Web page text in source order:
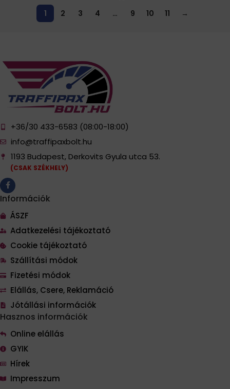
1 2 3 4 … 9 10 11 →
+36/30 433-6583 (08:00-18:00)
info@traffipaxbolt.hu
1193 Budapest, Derkovits Gyula utca 53.
(CSAK SZÉKHELY)
Információk
ÁSZF
Adatkezelési tájékoztató
Cookie tájékoztató
Szállítási módok
Fizetési módok
Elállás, Csere, Reklamáció
Jótállási információk
Hasznos információk
Online elállás
GYIK
Hírek
Impresszum